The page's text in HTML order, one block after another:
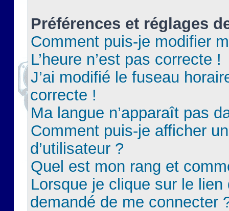
Préférences et réglages
Comment puis-je modifier
L’heure n’est pas correcte !
J’ai modifié le fuseau
correcte !
Ma langue n’apparaît pas
Comment puis-je afficher
d’utilisateur ?
Quel est mon rang et
Lorsque je clique sur le lien
demandé de me connecter